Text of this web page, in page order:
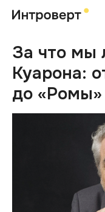
За что мы
Куарона:
до «Ромы»